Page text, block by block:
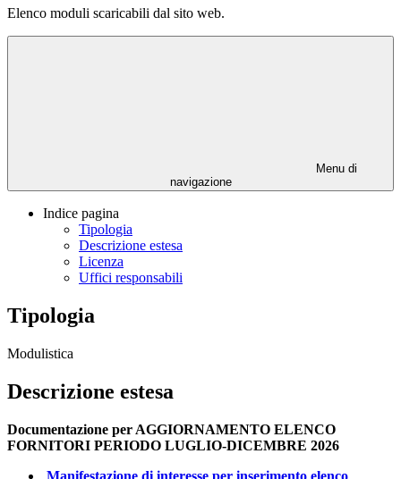
Elenco moduli scaricabili dal sito web.
Menu di
navigazione
Indice pagina
Tipologia
Descrizione estesa
Licenza
Uffici responsabili
Tipologia
Modulistica
Descrizione estesa
Documentazione per AGGIORNAMENTO ELENCO
FORNITORI PERIODO LUGLIO-DICEMBRE 2026
Manifestazione di interesse per inserimento elenco